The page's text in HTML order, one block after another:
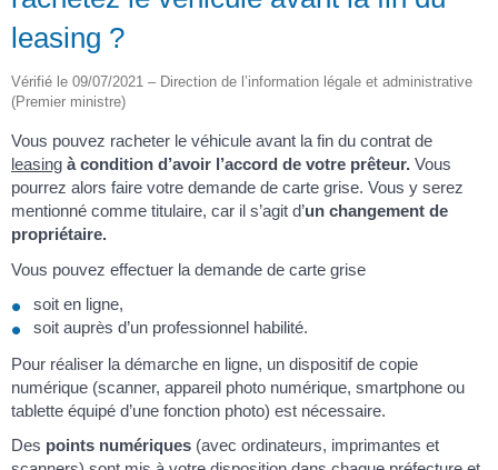
leasing ?
Vérifié le 09/07/2021 – Direction de l’information légale et administrative
(Premier ministre)
Vous pouvez racheter le véhicule avant la fin du contrat de
leasing à condition d’avoir l’accord de votre prêteur. Vous
pourrez alors faire votre demande de carte grise. Vous y serez
mentionné comme titulaire, car il s’agit d’un changement de
propriétaire.
Vous pouvez effectuer la demande de carte grise
soit en ligne,
soit auprès d’un professionnel habilité.
Pour réaliser la démarche en ligne, un dispositif de copie
numérique (scanner, appareil photo numérique, smartphone ou
tablette équipé d’une fonction photo) est nécessaire.
Des points numériques (avec ordinateurs, imprimantes et